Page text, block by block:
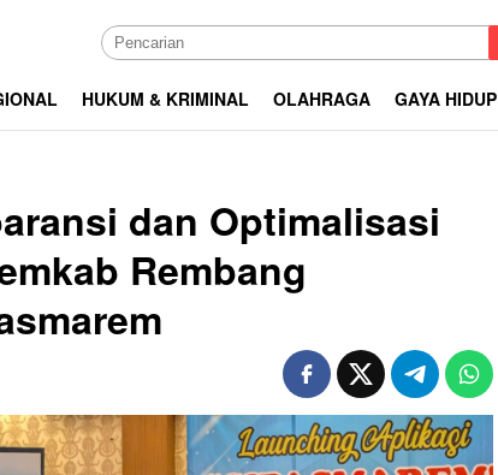
HUKUM & KRIMINAL OLAHRAGA GAYA HIDUP
dan Optimalisasi
Rembang